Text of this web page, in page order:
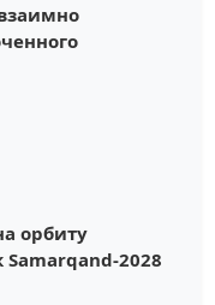
орбиту
2028